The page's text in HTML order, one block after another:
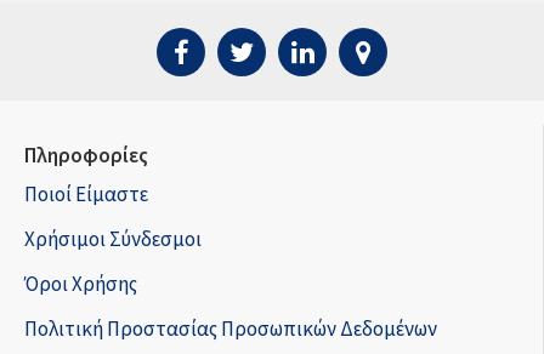
Πληροφορίες
Ποιοί Είμαστε
Χρήσιμοι Σύνδεσμοι
Όροι Χρήσης
Πολιτική Προστασίας Προσωπικών Δεδομένων